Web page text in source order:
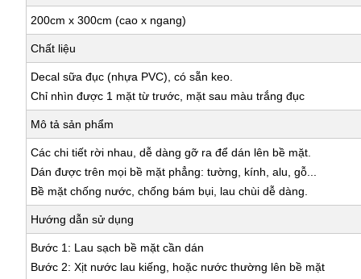
200cm x 300cm (cao x ngang)
Chất liệu
Decal sữa đục (nhựa PVC), có sẵn keo.
Chỉ nhìn được 1 mặt từ trước, mặt sau màu trắng đục
Mô tả sản phẩm
Các chi tiết rời nhau, dễ dàng gỡ ra để dán lên bề mặt.
Dán được trên mọi bề mặt phẳng: tường, kính, alu, gỗ...
Bề mặt chống nước, chống bám bụi, lau chùi dễ dàng.
Hướng dẫn sử dụng
Bước 1: Lau sạch bề mặt cần dán
Bước 2: Xịt nước lau kiếng, hoặc nước thường lên bề mặt